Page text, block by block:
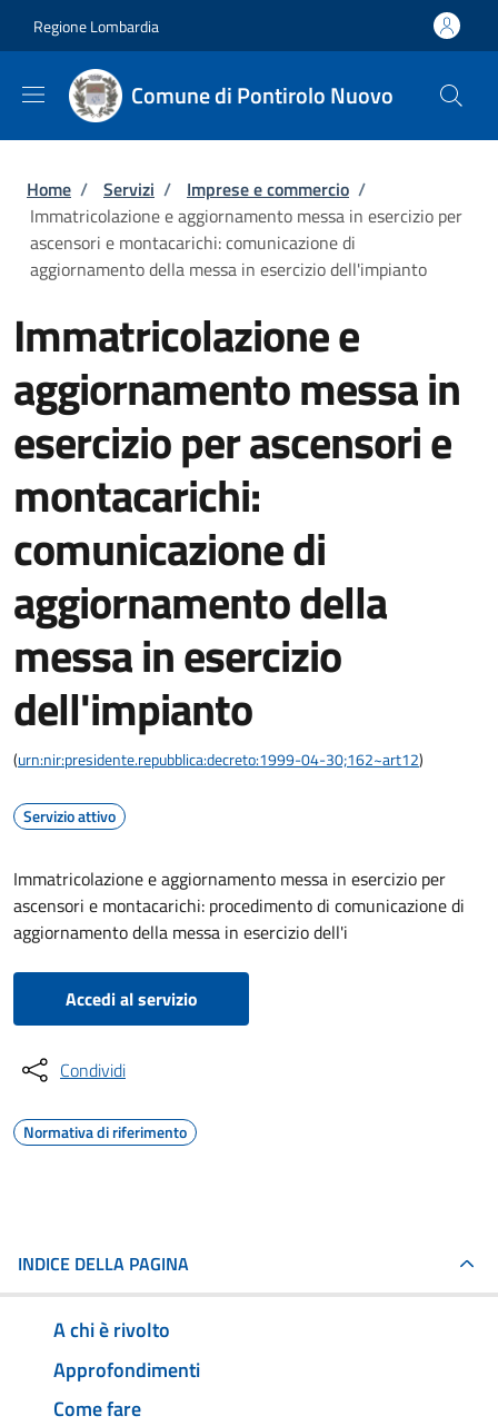
Regione Lombardia
Comune di Pontirolo Nuovo
Briciole di pane
Home / Servizi / Imprese e commercio /
Immatricolazione e aggiornamento messa in esercizio per
ascensori e montacarichi: comunicazione di
aggiornamento della messa in esercizio dell'impianto
Immatricolazione e
aggiornamento messa in
esercizio per ascensori e
montacarichi:
comunicazione di
aggiornamento della
messa in esercizio
dell'impianto
(urn:nir:presidente.repubblica:decreto:1999-04-30;162~art12)
Servizio attivo
Immatricolazione e aggiornamento messa in esercizio per
ascensori e montacarichi: procedimento di comunicazione di
aggiornamento della messa in esercizio dell'i
Accedi al servizio
Condividi
Normativa di riferimento
INDICE DELLA PAGINA
A chi è rivolto
Approfondimenti
Come fare